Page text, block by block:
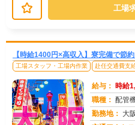
工場
【時給1400円×高収入】寮完備で節
工場スタッフ・工場内作業 赴任交通費支
給与： 時給
職種： 配管
勤務地： 大